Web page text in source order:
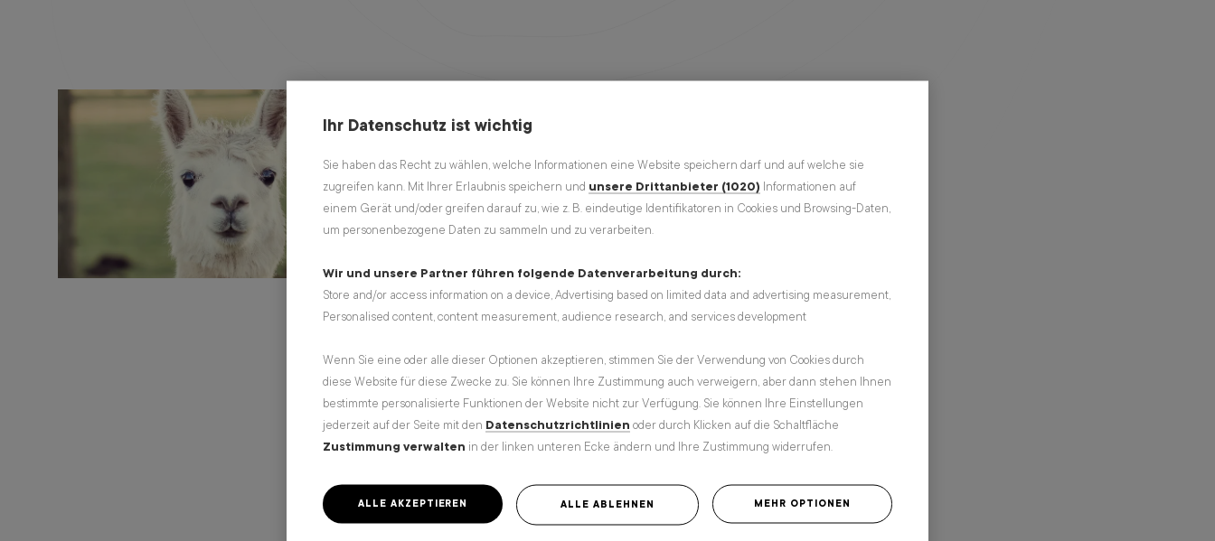
Sind Alpakas die
wahren Goldesel?
Nicht nur in den Anden machen Alpakas eine gute
sie gerne. Nachdem Chile 1984 und Peru 1991 den
Export von Alpakas erlaubten, erobern sie auch die
Alpenrepublik. Der Grund: sie sind wahre Goldesel.
Landwirtschaft Dorfleben
MEHR LADEN
Ihr Datenschutz ist wichtig
Sie haben das Recht zu wählen, welche Informationen eine Website speichern darf und auf welche sie
zugreifen kann. Mit Ihrer Erlaubnis speichern und unsere Drittanbieter (1020) Informationen auf
einem Gerät und/oder greifen darauf zu, wie z. B. eindeutige Identifikatoren in Cookies und Browsing-Daten,
um personenbezogene Daten zu sammeln und zu verarbeiten.
Wir und unsere Partner führen folgende Datenverarbeitung durch:
Store and/or access information on a device, Advertising based on limited data and advertising measurement,
Personalised content, content measurement, audience research, and services development
Wenn Sie eine oder alle dieser Optionen akzeptieren, stimmen Sie der Verwendung von Cookies durch
diese Website für diese Zwecke zu. Sie können Ihre Zustimmung auch verweigern, aber dann stehen Ihnen
bestimmte personalisierte Funktionen der Website nicht zur Verfügung. Sie können Ihre Einstellungen
jederzeit auf der Seite mit den Datenschutzrichtlinien oder durch Klicken auf die Schaltfläche
Zustimmung verwalten in der linken unteren Ecke ändern und Ihre Zustimmung widerrufen.
ALLE AKZEPTIEREN ALLE ABLEHNEN MEHR OPTIONEN